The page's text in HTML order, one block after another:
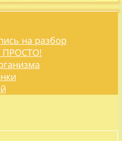
на разбор
ПРОСТО!